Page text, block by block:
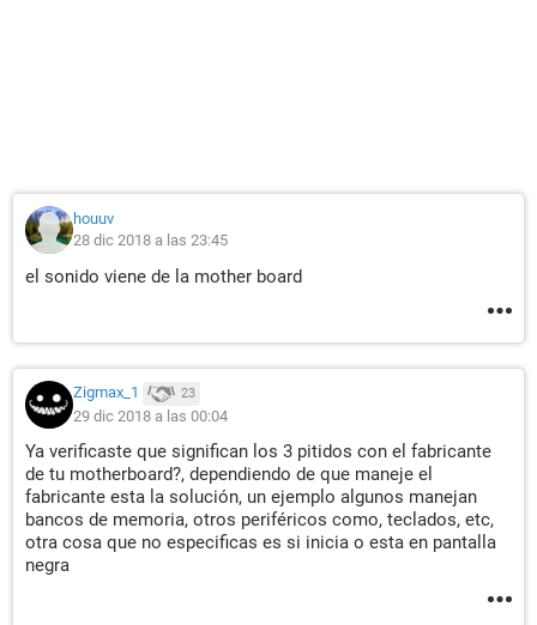
houuv
28 dic 2018 a las 23:45
el sonido viene de la mother board
Zigmax_1 23
29 dic 2018 a las 00:04
Ya verificaste que significan los 3 pitidos con el fabricante
de tu motherboard?, dependiendo de que maneje el
fabricante esta la solución, un ejemplo algunos manejan
bancos de memoria, otros periféricos como, teclados, etc,
otra cosa que no especificas es si inicia o esta en pantalla
negra